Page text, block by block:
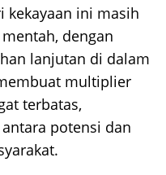
kekayaan ini masih
dengan
lanjutan di dalam
multiplier
terbatas,
potensi dan